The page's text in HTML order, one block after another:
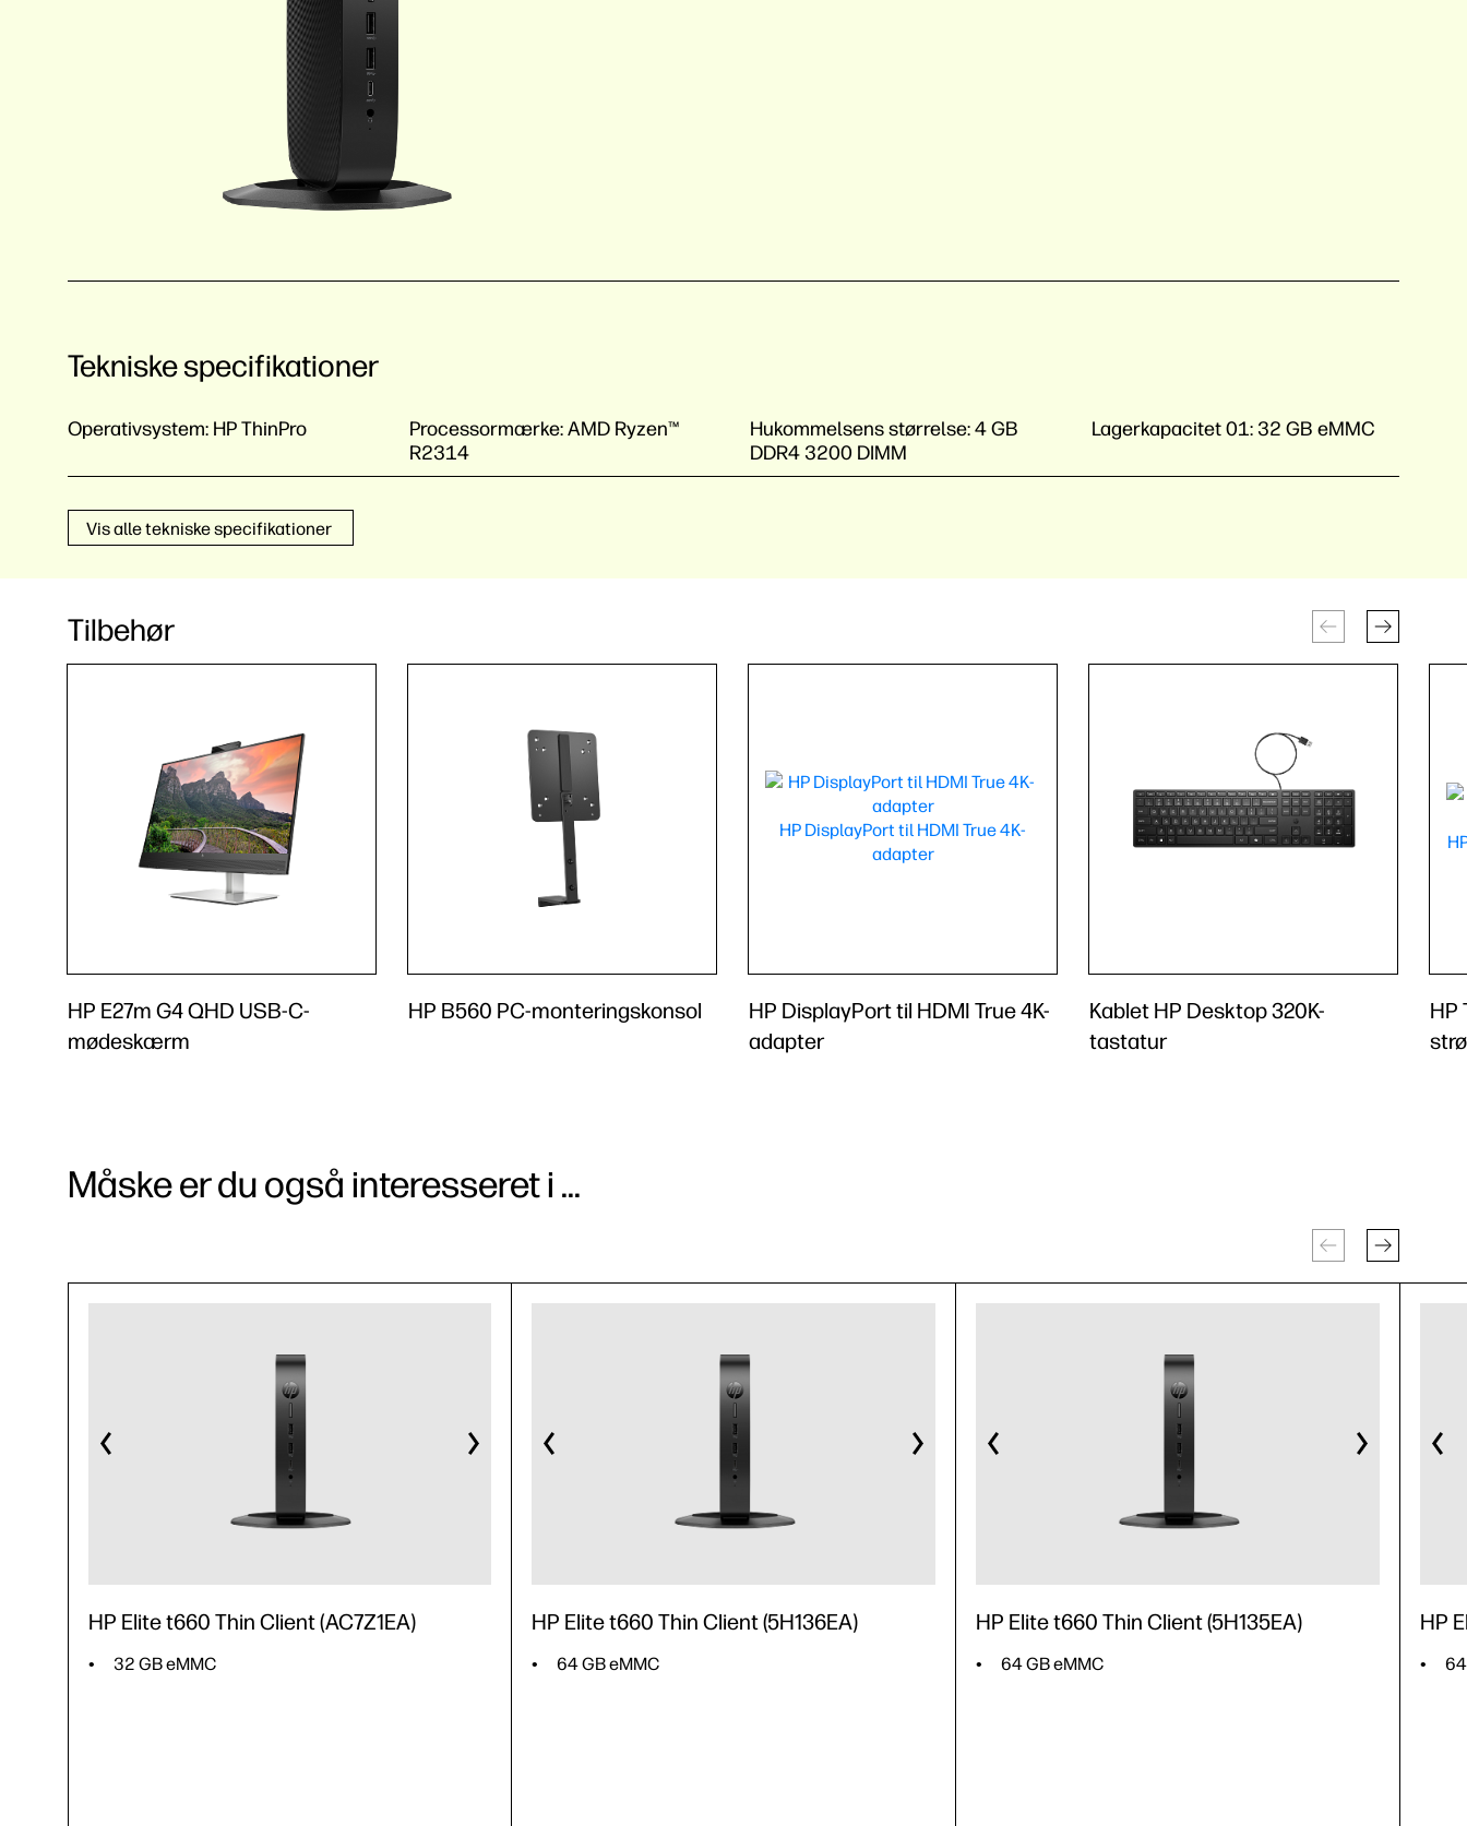
Tekniske specifikationer
Operativsystem: HP ThinPro Processormærke:AMD Ryzen™
R2314
Hukommelsens størrelse:4 GB
DDR4 3200 DIMM
Lagerkapacitet 01: 32 GB eMMC
Vis alle tekniske specifikationer
Tilbehør
HP E27m G4 QHD USB-C-
mødeskærm
HP B560 PC-monteringskonsol
HP DisplayPort til HDMI True 4K-
adapter
Kablet HP Desktop 320K-
tastatur
HP
Måske er du også interesseret i ...
HP Elite t660 Thin Client (AC7Z1EA)
32 GB eMMC
HP Elite t660 Thin Client (5H136EA)
64 GB eMMC
HP Elite t660 Thin Client (5H135EA)
64 GB eMMC
HP